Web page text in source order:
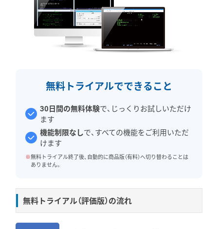
無料トライアルでできること
30日間の無料体験で、じっくりお試しいただけ
ます
機能制限なしで、すべての機能をご利用いただ
けます
※無料トライアル終了後、自動的に商品版（有料）へ切り替わることは
ありません。
無料トライアル（評価版）の流れ